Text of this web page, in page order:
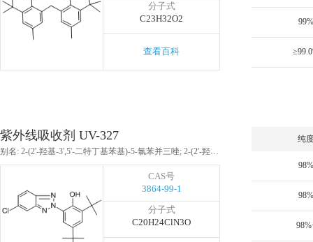
分子式
C23H32O2
查看百科
99%
紫外线吸收剂 UV-327
别名: 2-(2'-羟基-3',5'-二特丁基苯基)-5-氯苯并三唑; 2-(2'-羟基-3',5'-二叔丁基苯基)-5-氯代苯并三唑; 紫外吸收剂-327; 紫外吸收剂327; 2,4-二-叔丁基-6-(5-氯代苯并三唑-2-基)苯酚;
CAS号
3864-99-1
分子式
C20H24ClN3O
纯
98%
98%